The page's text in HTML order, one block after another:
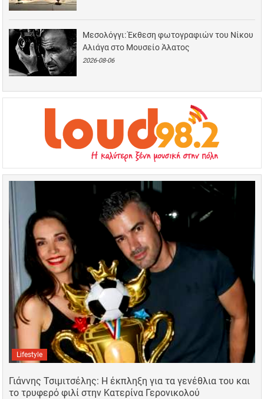
Μεσολόγγι: Έκθεση φωτογραφιών του Νίκου
Αλιάγα στο Μουσείο Άλατος
2026-08-06
Lifestyle
Γιάννης Τσιμιτσέλης: Η έκπληξη για τα γενέθλια του και
το τρυφερό φιλί στην Κατερίνα Γερονικολού